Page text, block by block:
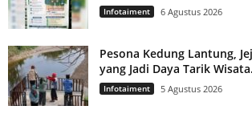
Infotaiment 6 Agustus 2026
Pesona Kedung Lantung,
yang Jadi Daya Tarik
Infotaiment 5 Agustus 2026